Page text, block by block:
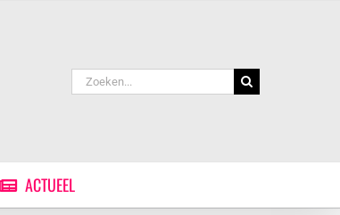
Zoeken
naar:
ACTUEEL